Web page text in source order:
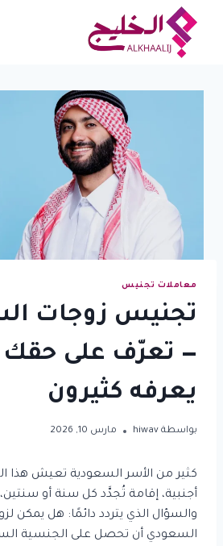
المحتوى
معاملات تجنيس
تجنيس زوجات
— تعرّف على حقك
يعرفه كثيرون
بواسطة hiwav مارس 10, 2026
كثير من الأسر السعودية تعيش هذا
أجنبية، إقامة تُجدَّد كل سنة أو سنتين،
والسؤال الذي يتردد دائمًا: هل يمكن
السعودي أن تحصل على الجنسية